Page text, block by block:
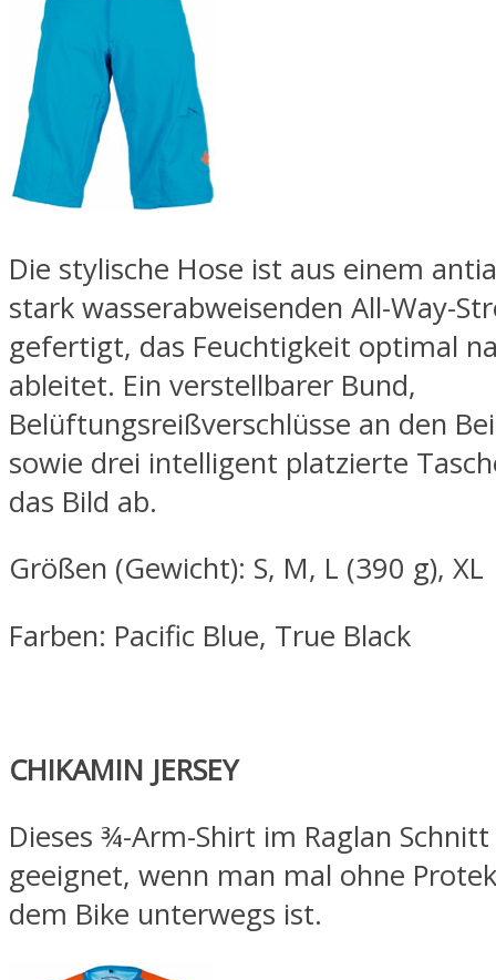
Die stylische Hose ist aus einem
stark wasserabweisenden All-Way-
gefertigt, das Feuchtigkeit optimal
ableitet. Ein verstellbarer Bund,
Belüftungsreißverschlüsse an den
sowie drei intelligent platzierte
das Bild ab.
Größen (Gewicht): S, M, L (390 g), XL
Farben: Pacific Blue, True Black
CHIKAMIN JERSEY
Dieses ¾-Arm-Shirt im Raglan
geeignet, wenn man mal ohne
dem Bike unterwegs ist.